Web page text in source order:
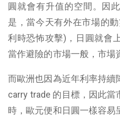
圓就會有升值的空間。因
是，當今天有外在市場的
利時恐怖攻擊)，日圓就會
當作避險的市場一般，市場
而歐洲也因為近年利率持續
carry trade 的目標，因此當
時，歐元便和日圓一樣容易